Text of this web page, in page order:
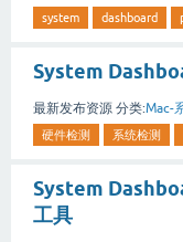
system dashboard
System
最新发布资源 分类:Mac-
硬件检测 系统检测
System
工具